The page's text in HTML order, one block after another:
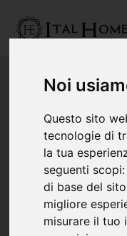
Noi
Questo sito
tecnologie di
la tua
seguenti scopi:
di base del
migliore
misurare il tuo